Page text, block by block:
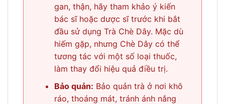
gan, thận, hãy tham khảo ý kiến
bác sĩ hoặc dược sĩ trước khi bắt
đầu sử dụng Trà Chè Dây. Mặc dù
hiếm gặp, nhưng Chè Dây có thể
tương tác với một số loại thuốc,
làm thay đổi hiệu quả điều trị.
Bảo quản: Bảo quản trà ở nơi khô
ráo, thoáng mát, tránh ánh nắng